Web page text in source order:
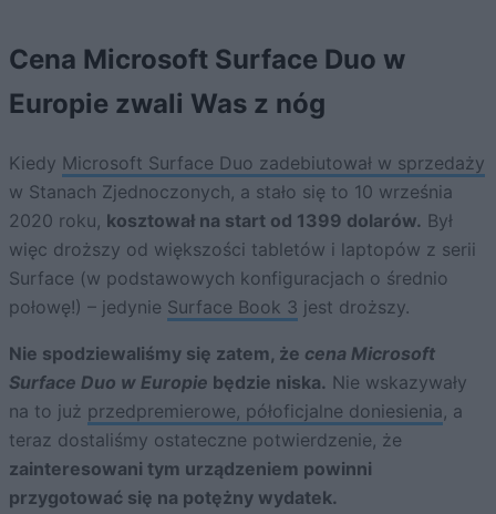
Cena Microsoft Surface Duo w
Europie zwali Was z nóg
Kiedy Microsoft Surface Duo zadebiutował w sprzedaży
w Stanach Zjednoczonych, a stało się to 10 września
2020 roku, kosztował na start od 1399 dolarów. Był
więc droższy od większości tabletów i laptopów z serii
Surface (w podstawowych konfiguracjach o średnio
połowę!) – jedynie Surface Book 3 jest droższy.
Nie spodziewaliśmy się zatem, że cena Microsoft
Surface Duo w Europie będzie niska. Nie wskazywały
na to już przedpremierowe, półoficjalne doniesienia, a
teraz dostaliśmy ostateczne potwierdzenie, że
zainteresowani tym urządzeniem powinni
przygotować się na potężny wydatek.